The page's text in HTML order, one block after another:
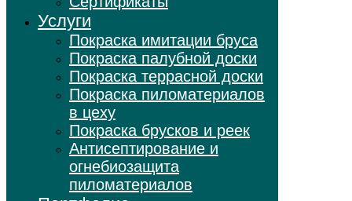
Услуги
Покраска имитации бруса
Покраска палубной доски
Покраска террасной доски
Покраска пиломатериалов
в цеху
Покраска брусков и реек
Антисептирование и
огнебиозащита
пиломатериалов